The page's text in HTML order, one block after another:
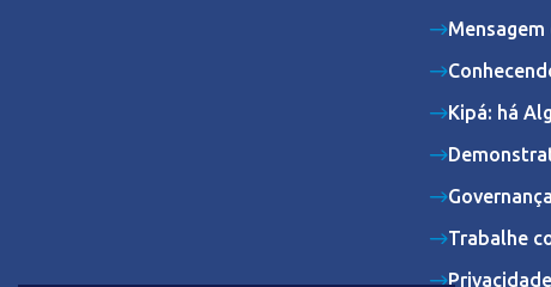
Kipá: há
Trabalhe
Privacidade